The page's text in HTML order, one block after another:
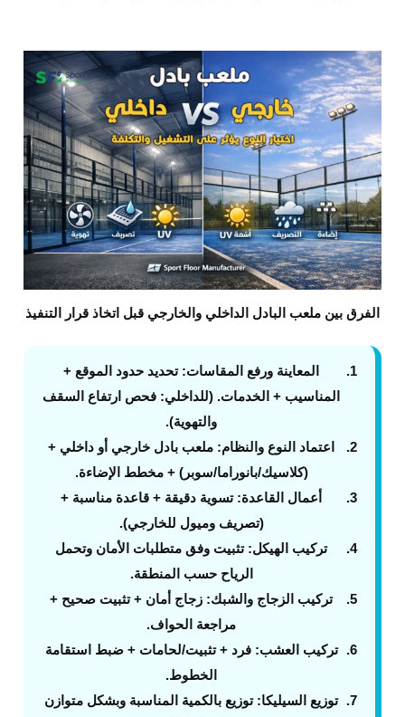
الفرق بين ملعب البادل الداخلي والخارجي قبل اتخاذ قرار التنفيذ
المعاينة ورفع المقاسات: تحديد حدود الموقع +
المناسيب + الخدمات. (للداخلي: فحص ارتفاع السقف
والتهوية).
اعتماد النوع والنظام: ملعب بادل خارجي أو داخلي +
(كلاسيك/بانوراما/سوبر) + مخطط الإضاءة.
أعمال القاعدة: تسوية دقيقة + قاعدة مناسبة +
(تصريف وميول للخارجي).
تركيب الهيكل: تثبيت وفق متطلبات الأمان وتحمل
الرياح حسب المنطقة.
تركيب الزجاج والشبك: زجاج أمان + تثبيت صحيح +
مراجعة الحواف.
تركيب العشب: فرد + تثبيت/لحامات + ضبط استقامة
الخطوط.
توزيع السيليكا: توزيع بالكمية المناسبة وبشكل متوازن